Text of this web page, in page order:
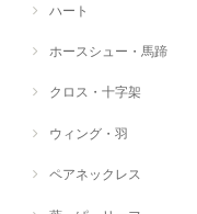
ハート
ホースシュー・馬蹄
クロス・十字架
ウィング・羽
ペアネックレス